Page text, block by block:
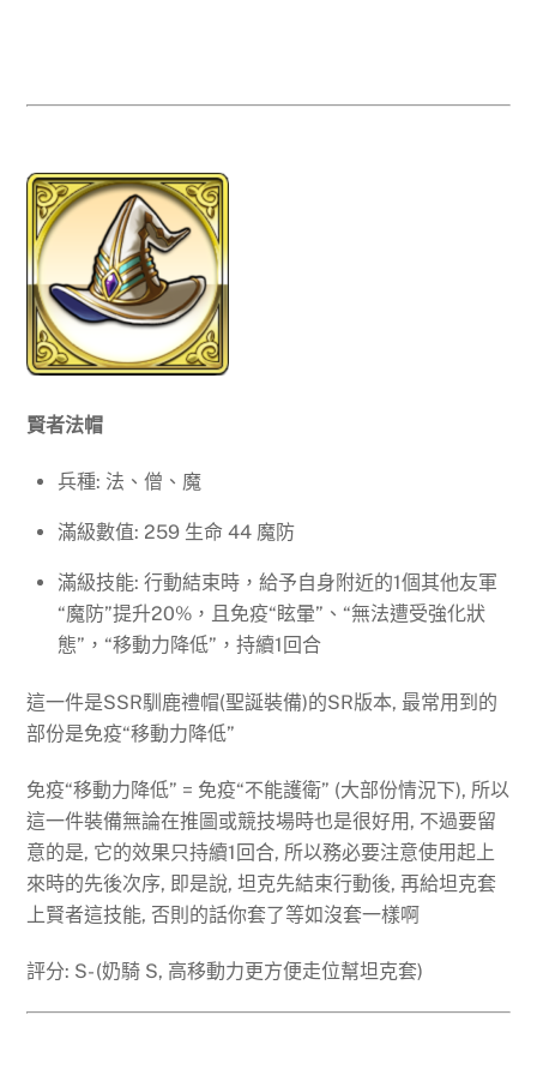
賢者法帽
兵種: 法、僧、魔
滿級數值: 259 生命 44 魔防
滿級技能: 行動結束時，給予自身附近的1個其他友軍
“魔防”提升20%，且免疫“眩暈”、“無法遭受強化狀
態”，“移動力降低”，持續1回合
這一件是SSR馴鹿禮帽(聖誕裝備)的SR版本, 最常用到的
部份是免疫“移動力降低”
免疫“移動力降低” = 免疫“不能護衛” (大部份情況下), 所以
這一件裝備無論在推圖或競技場時也是很好用, 不過要留
意的是, 它的效果只持續1回合, 所以務必要注意使用起上
來時的先後次序, 即是說, 坦克先結束行動後, 再給坦克套
上賢者這技能, 否則的話你套了等如沒套一樣啊
評分: S- (奶騎 S, 高移動力更方便走位幫坦克套)